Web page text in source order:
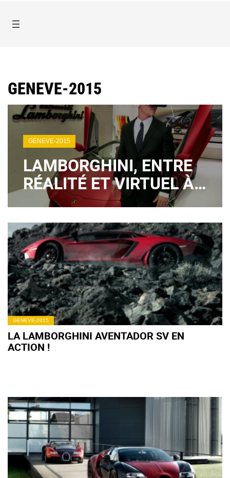
GENEVE-2015
GENEVE-2015
LAMBORGHINI, ENTRE
RÉALITÉ ET VIRTUEL À
GENÈVE
GENEVE-2015
LA LAMBORGHINI AVENTADOR SV EN
ACTION !